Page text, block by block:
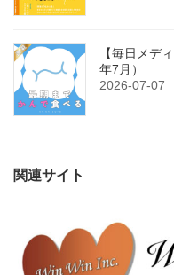
【毎日メデ
年7月）
2026-07-07
関連サイト